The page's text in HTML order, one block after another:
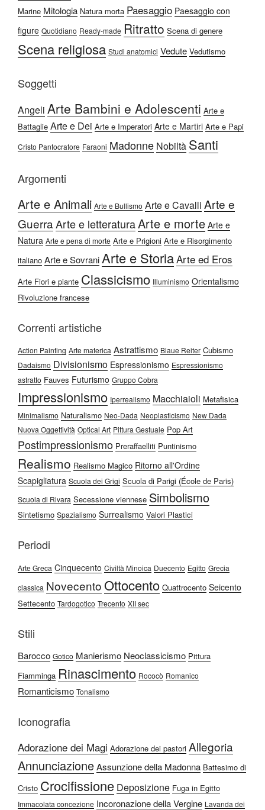
Marine Mitologia Natura morta Paesaggio Paesaggio con
figure Quotidiano Ready-made Ritratto Scena di genere
Scena religiosa Studi anatomici Vedute Vedutismo
Soggetti
Angeli Arte Bambini e Adolescenti Arte e
Battaglie Arte e Dei Arte e Imperatori Arte e Martiri Arte e Papi
Cristo Pantocratore Faraoni Madonne Nobiltà Santi
Argomenti
Arte e Animali Arte e Bullismo Arte e Cavalli Arte e
GuerraArte e letteraturaArte e morte Arte e
Natura Arte e pena di morte Arte e Prigioni Arte e Risorgimento
italiano Arte e SovraniArte e StoriaArte ed Eros
Arte Fiori e piante Classicismo Illuminismo Orientalismo
Rivoluzione francese
Correnti artistiche
Action Painting Arte materica Astrattismo Blaue Reiter Cubismo
Dadaismo Divisionismo Espressionismo Espressionismo
astratto Fauves Futurismo Gruppo Cobra
Impressionismo Iperrealismo Macchiaioli Metafisica
Minimalismo Naturalismo Neo-Dada Neoplasticismo New Dada
Nuova Oggettività Optical Art Pittura Gestuale Pop Art
Postimpressionismo Preraffaelliti Puntinismo
Realismo Realismo Magico Ritorno all'Ordine
Scapigliatura Scuola dei Grigi Scuola di Parigi (École de Paris)
Scuola di Rivara Secessione viennese Simbolismo
Sintetismo Spazialismo Surrealismo Valori Plastici
Periodi
Arte Greca Cinquecento Civiltà Minoica Duecento Egitto Grecia
classica NovecentoOttocento Quattrocento Seicento
Settecento Tardogotico Trecento XII sec
Stili
Barocco Gotico Manierismo Neoclassicismo Pittura
Fiamminga Rinascimento Rococò Romanico
Romanticismo Tonalismo
Iconografia
Adorazione dei Magi Adorazione dei pastori Allegoria
AnnunciazioneAssunzione della Madonna Battesimo di
Cristo Crocifissione Deposizione Fuga in Egitto
Immacolata concezione Incoronazione della Vergine Lavanda dei